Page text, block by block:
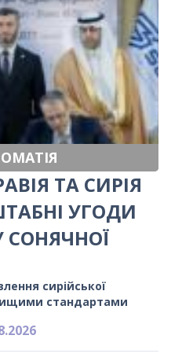
ТА СИРІЯ
УГОДИ
СОНЯЧНОЇ
сирійської
стандартами